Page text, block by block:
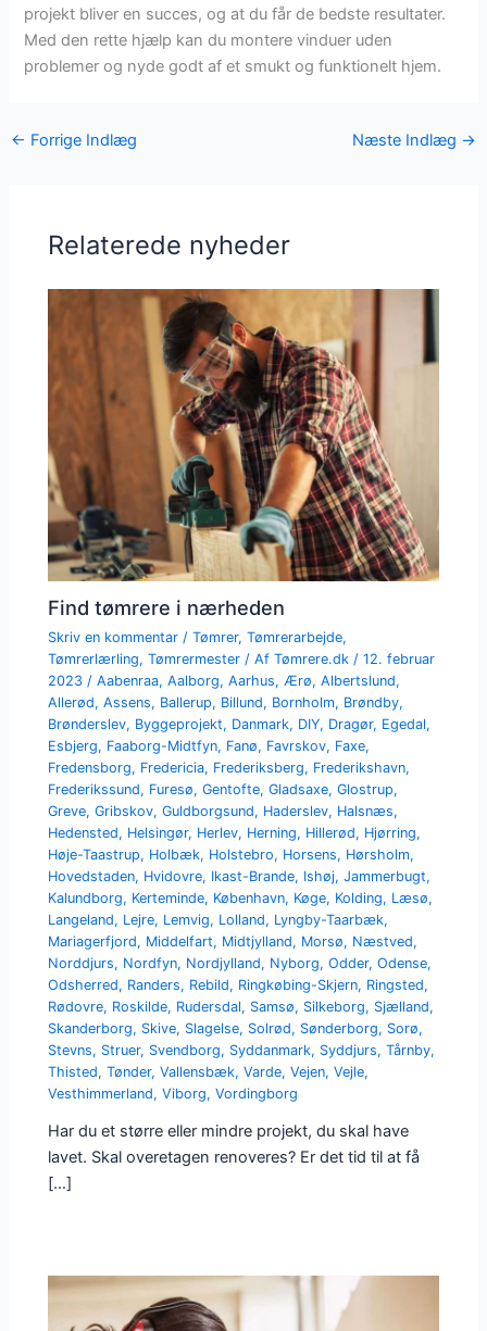
projekt bliver en succes, og at du får de bedste resultater.
Med den rette hjælp kan du montere vinduer uden
problemer og nyde godt af et smukt og funktionelt hjem.
← Forrige Indlæg Næste Indlæg →
Relaterede nyheder
Find tømrere i nærheden
Skriv en kommentar /Tømrer,Tømrerarbejde,
Tømrerlærling,Tømrermester / AfTømrere.dk /12. februar
2023 /Aabenraa,Aalborg,Aarhus, Ærø,Albertslund,
Allerød,Assens, Ballerup, Billund, Bornholm, Brøndby,
Brønderslev, Byggeprojekt, Danmark, DIY, Dragør, Egedal,
Esbjerg, Faaborg-Midtfyn, Fanø, Favrskov, Faxe,
Fredensborg, Fredericia, Frederiksberg, Frederikshavn,
Frederikssund, Furesø,Gentofte,Gladsaxe,Glostrup,
Greve,Gribskov,Guldborgsund, Haderslev, Halsnæs,
Hedensted, Helsingør, Herlev, Herning, Hillerød, Hjørring,
Høje-Taastrup, Holbæk, Holstebro, Horsens, Hørsholm,
Hovedstaden, Hvidovre, Ikast-Brande, Ishøj,Jammerbugt,
Kalundborg, Kerteminde, København, Køge, Kolding, Læsø,
Langeland, Lejre, Lemvig, Lolland, Lyngby-Taarbæk,
Mariagerfjord, Middelfart, Midtjylland, Morsø, Næstved,
Norddjurs, Nordfyn, Nordjylland, Nyborg,Odder,Odense,
Odsherred, Randers, Rebild, Ringkøbing-Skjern, Ringsted,
Rødovre, Roskilde, Rudersdal, Samsø, Silkeborg, Sjælland,
Skanderborg, Skive, Slagelse, Solrød, Sønderborg, Sorø,
Stevns, Struer, Svendborg, Syddanmark, Syddjurs,Tårnby,
Thisted,Tønder,Vallensbæk,Varde,Vejen,Vejle,
Vesthimmerland,Viborg,Vordingborg
Har du et større eller mindre projekt, du skal have
lavet. Skal overetagen renoveres? Er det tid til at få
[…]